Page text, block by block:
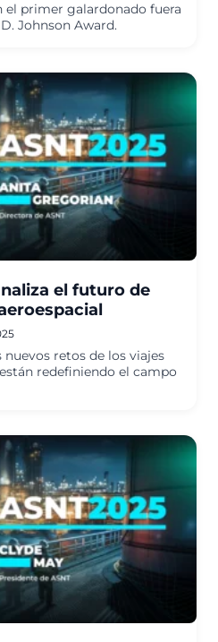
el primer galardonado fuera
Johnson Award.
el futuro de
retos de los viajes
redefiniendo el campo